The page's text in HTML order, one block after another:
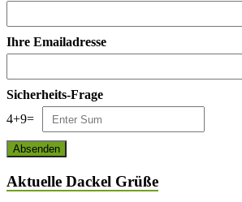
Ihre Emailadresse
Sicherheits-Frage
4+9=
Aktuelle Dackel Grüße